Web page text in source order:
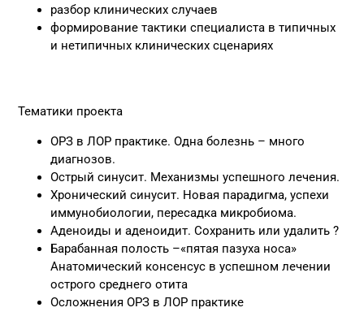
разбор клинических случаев
формирование тактики специалиста в типичных
и нетипичных клинических сценариях
Тематики проекта
ОРЗ в ЛОР практике. Одна болезнь – много
диагнозов.
Острый синусит. Механизмы успешного лечения.
Хронический синусит. Новая парадигма, успехи
иммунобиологии, пересадка микробиома.
Аденоиды и аденоидит. Сохранить или удалить ?
Барабанная полость –«пятая пазуха носа»
Анатомический консенсус в успешном лечении
острого среднего отита
Осложнения ОРЗ в ЛОР практике